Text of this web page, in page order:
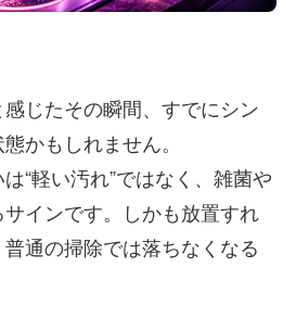
じたその瞬間、すでにシン
かもしれません。
“軽い汚れ”ではなく、雑菌や
インです。しかも放置すれ
通の掃除では落ちなくなる